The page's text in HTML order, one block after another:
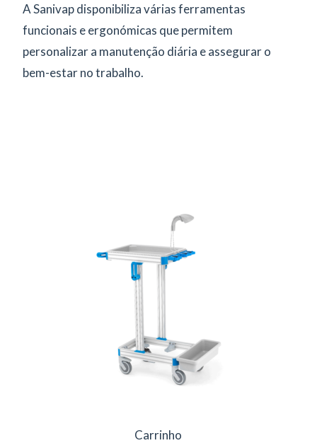
A Sanivap disponibiliza várias ferramentas
funcionais e ergonómicas que permitem
personalizar a manutenção diária e assegurar o
bem-estar no trabalho.
Carrinho